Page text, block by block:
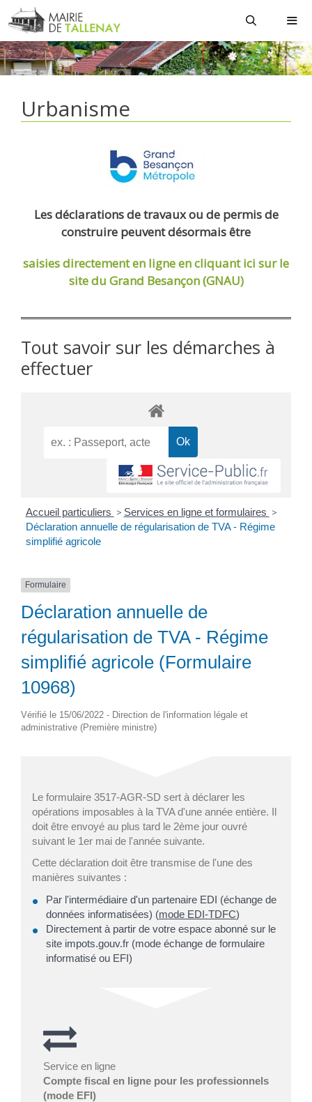
Aller
au
contenu
Urbanisme
Les déclarations de travaux ou de permis de
construire peuvent désormais être
saisies directement en ligneen cliquant ici sur le
site du Grand Besançon (GNAU)
Tout savoir sur les démarches à
effectuer
Accueil particuliers > Services en ligne et formulaires >
Déclaration annuelle de régularisation de TVA - Régime
simplifié agricole
Formulaire
Déclaration annuelle de
régularisation de TVA - Régime
simplifié agricole (Formulaire
10968)
Vérifié le 15/06/2022 - Direction de l'information légale et
administrative (Première ministre)
Le formulaire 3517-AGR-SD sert à déclarer les
opérations imposables à la TVA d'une année entière. Il
doit être envoyé au plus tard le 2ème jour ouvré
suivant le 1er mai de l'année suivante.
Cette déclaration doit être transmise de l'une des
manières suivantes :
Par l'intermédiaire d'un partenaire EDI (échange de
données informatisées) (mode EDI-TDFC)
Directement à partir de votre espace abonné sur le
site impots.gouv.fr (mode échange de formulaire
informatisé ou EFI)
Service en ligne
Compte fiscal en ligne pour les professionnels
(mode EFI)